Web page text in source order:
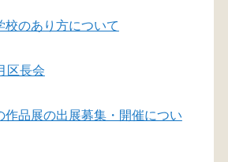
校のあり方について
区長会
作品展の出展募集・開催につい